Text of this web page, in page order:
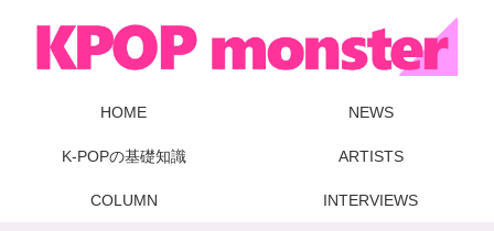
HOME NEWS
K-POPの基礎知識 ARTISTS
COLUMN INTERVIEWS